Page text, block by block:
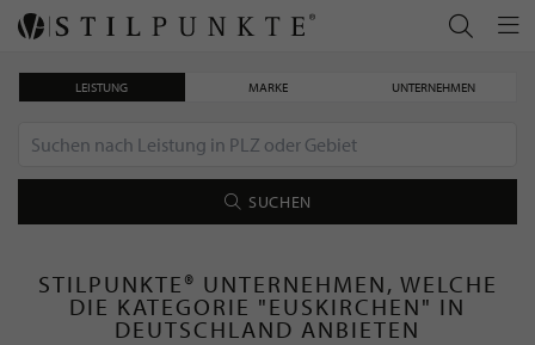
LEISTUNG MARKE UNTERNEHMEN
SUCHEN
STILPUNKTE® UNTERNEHMEN, WELCHE
DIE KATEGORIE "EUSKIRCHEN" IN
DEUTSCHLAND ANBIETEN